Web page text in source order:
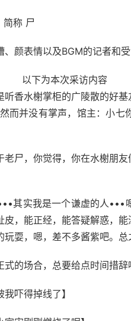
简称 尸
、颜表情以及BGM的记者
以下为本次采访内容
听香水榭掌柜的广陵散的好
而并没有掌声，馆主：小
老尸，你觉得，你在水榭朋
其实我是一个谦虚的人
皮，能正经，能答疑解惑，
玩耍，嗯，差不多酱紫吧。
式的场合，总要给点时间措辞
吓得掉线了】